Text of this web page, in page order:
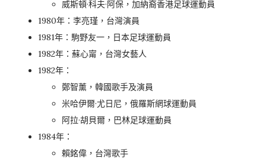
威斯頓·科夫·阿保，加納裔香港足球運動員
1980年：李亮瑾，台灣演員
1981年：駒野友一，日本足球運動員
1982年：蘇心甯，台灣女藝人
1982年：
鄭智薰，韓國歌手及演員
米哈伊爾·尤日尼，俄羅斯網球運動員
阿拉·胡貝爾，巴林足球運動員
1984年：
賴銘偉，台灣歌手